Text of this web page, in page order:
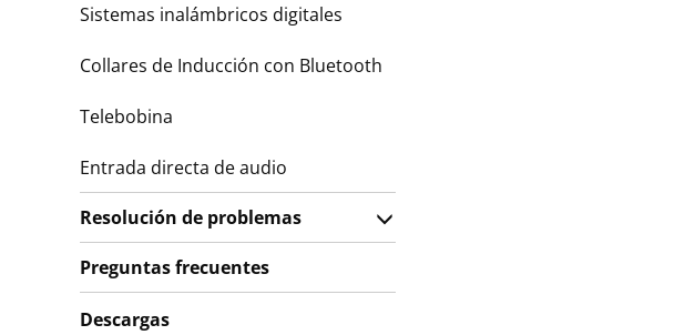
Sistemas inalámbricos digitales
Collares de Inducción con Bluetooth
Telebobina
Entrada directa de audio
Resolución de problemas
Preguntas frecuentes
Descargas